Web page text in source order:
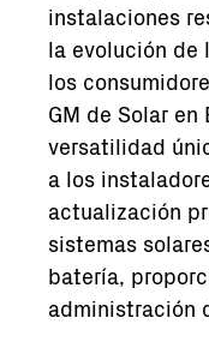
instalaciones
la evolución de
los
GM de Solar
versatilidad
a los
actualización
sistemas
batería,
administración